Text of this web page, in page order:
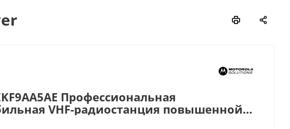
Профессиональная
VHF-радиостанция повышенной
с поддержкой сигналингов MDC-1200,